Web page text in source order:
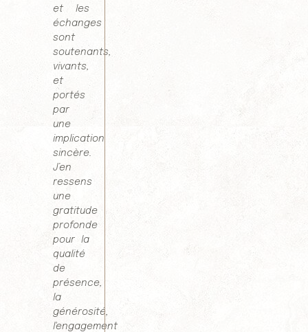
et les
échanges
sont
soutenants,
vivants,
et
portés
par
une
implication
sincère.
J’en
ressens
une
gratitude
profonde
pour la
qualité
de
présence,
la
générosité,
l'engagement